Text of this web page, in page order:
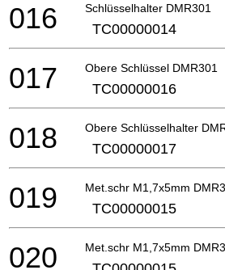
Schlüsselhalter DMR301
016 TC00000014
Obere Schlüssel DMR301
017 TC00000016
Obere Schlüsselhalter
018 TC00000017
Met.schr M1,7x5mm
019 TC00000015
Met.schr M1,7x5mm
020